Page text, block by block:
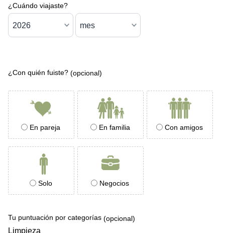
¿Cuándo viajaste?
¿Con quién fuiste? (opcional)
En pareja En familia Con amigos
Solo Negocios
Tu puntuación por categorías (opcional)
Limpieza